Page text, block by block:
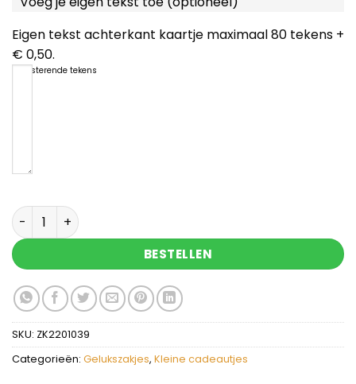
Eigen tekst achterkant kaartje maximaal 80 tekens +
€ 0,50.
resterende tekens
Voor de leukste opa - organza zakje met
BESTELLEN
SKU: ZK2201039
Categorieën: Gelukszakjes, Kleine cadeautjes